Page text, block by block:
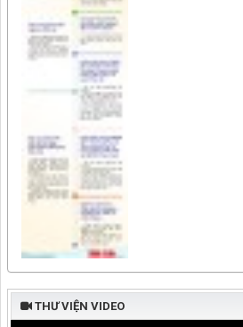
THƯ VIỆN VIDEO